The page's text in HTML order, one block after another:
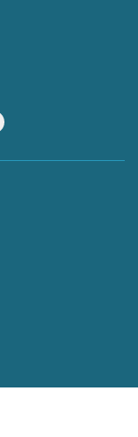
Instagram